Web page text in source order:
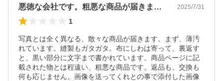
悪徳な会社です。粗悪な商品が届きます。 2025/7/31
1
写真とは全く異なる、散々な商品が届きます。まず、薄汚
れています。縫製もガタガタ。布にしわは寄って、裏返す
と、黒い部分に文字まで書かれています。商品ページに記
載された物とは程遠い、粗悪な商品です。返品も、交換も
何も応じません。画像を送ってくれとの事で添付した画像